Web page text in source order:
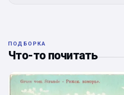
ПОДБОРКА
Что-то почитать